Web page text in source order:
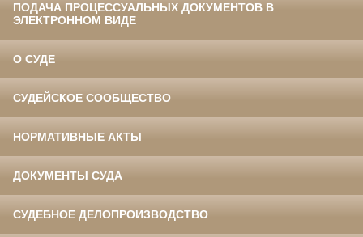
ПОДАЧА ПРОЦЕССУАЛЬНЫХ ДОКУМЕНТОВ В
ЭЛЕКТРОННОМ ВИДЕ
О СУДЕ
СУДЕЙСКОЕ СООБЩЕСТВО
НОРМАТИВНЫЕ АКТЫ
ДОКУМЕНТЫ СУДА
СУДЕБНОЕ ДЕЛОПРОИЗВОДСТВО